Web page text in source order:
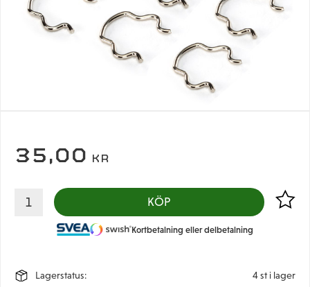
35,00 KR
KÖP Lägg
Kortbetalning eller delbetalning
Lagerstatus
4 st i lager